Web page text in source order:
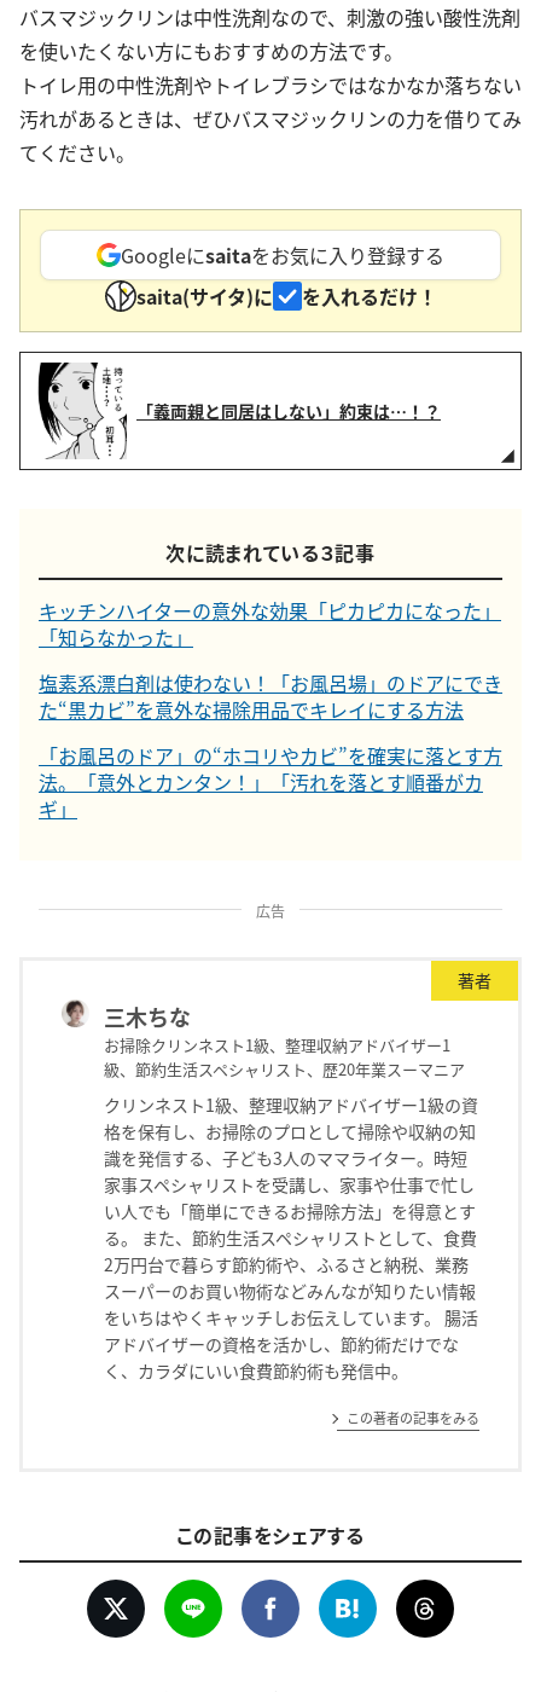
バスマジックリンは中性洗剤なので、刺激の強い酸性洗剤
を使いたくない方にもおすすめの方法です。
トイレ用の中性洗剤やトイレブラシではなかなか落ちない
汚れがあるときは、ぜひバスマジックリンの力を借りてみ
てください。
Googleにsaitaをお気に入り登録する
saita(サイタ)に
を入れるだけ！
「義両親と同居はしない」約束は…！？
次に読まれている３記事
キッチンハイターの意外な効果「ピカピカになった」
「知らなかった」
塩素系漂白剤は使わない！「お風呂場」のドアにでき
た“黒カビ”を意外な掃除用品でキレイにする方法
「お風呂のドア」の“ホコリやカビ”を確実に落とす方
法。「意外とカンタン！」「汚れを落とす順番がカ
ギ」
広告
著者
三木ちな
お掃除クリンネスト1級、整理収納アドバイザー1
級、節約生活スペシャリスト、歴20年業スーマニア
クリンネスト1級、整理収納アドバイザー1級の資
格を保有し、お掃除のプロとして掃除や収納の知
識を発信する、子ども3人のママライター。時短
家事スペシャリストを受講し、家事や仕事で忙し
い人でも「簡単にできるお掃除方法」を得意とす
る。 また、節約生活スペシャリストとして、食費
2万円台で暮らす節約術や、ふるさと納税、業務
スーパーのお買い物術などみんなが知りたい情報
をいちはやくキャッチしお伝えしています。 腸活
アドバイザーの資格を活かし、節約術だけでな
く、カラダにいい食費節約術も発信中。
この著者の記事をみる
この記事をシェアする